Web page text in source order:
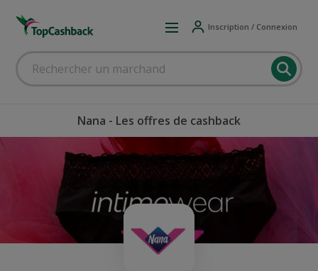
Inscription / Connexion
Nana - Les offres de cashback